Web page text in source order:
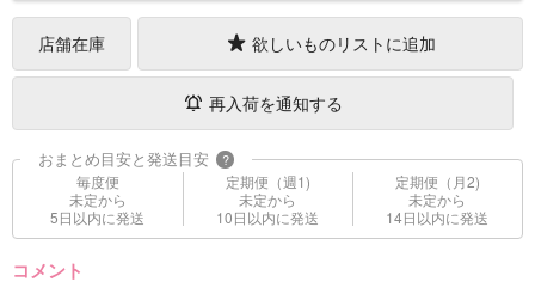
店舗在庫 欲しいものリストに追加
再入荷を通知する
おまとめ目安と発送目安 ?
毎度便
未定から
5日以内に発送
定期便（週1)
未定から
10日以内に発送
定期便（月2)
未定から
14日以内に発送
コメント